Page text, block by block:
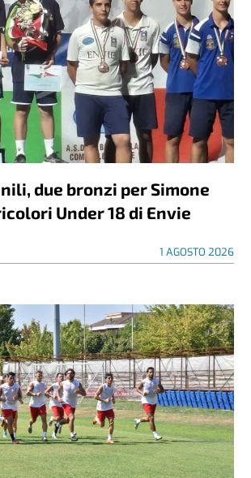
due bronzi per Simone
Under 18 di Envie
1 AGOSTO 2026